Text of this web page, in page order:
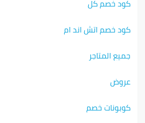
كود خصم كل
كود خصم اتش اند ام
جميع المتاجر
عروض
كوبونات خصم